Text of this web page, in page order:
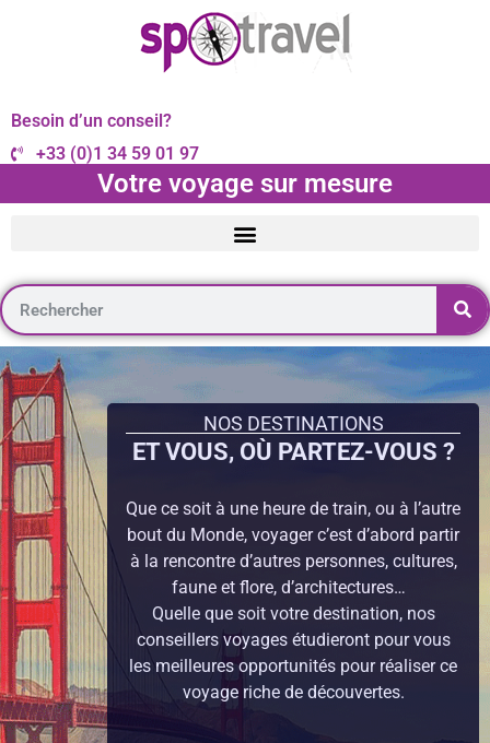
Besoin d’un conseil?
+33 (0)1 34 59 01 97
Votre voyage sur mesure
NOS DESTINATIONS
ET VOUS, OÙ PARTEZ-VOUS ?
Que ce soit à une heure de train, ou à l’autre
bout du Monde, voyager c’est d’abord partir
à la rencontre d’autres personnes, cultures,
faune et flore, d’architectures…
Quelle que soit votre destination, nos
conseillers voyages étudieront pour vous
les meilleures opportunités pour réaliser ce
voyage riche de découvertes.